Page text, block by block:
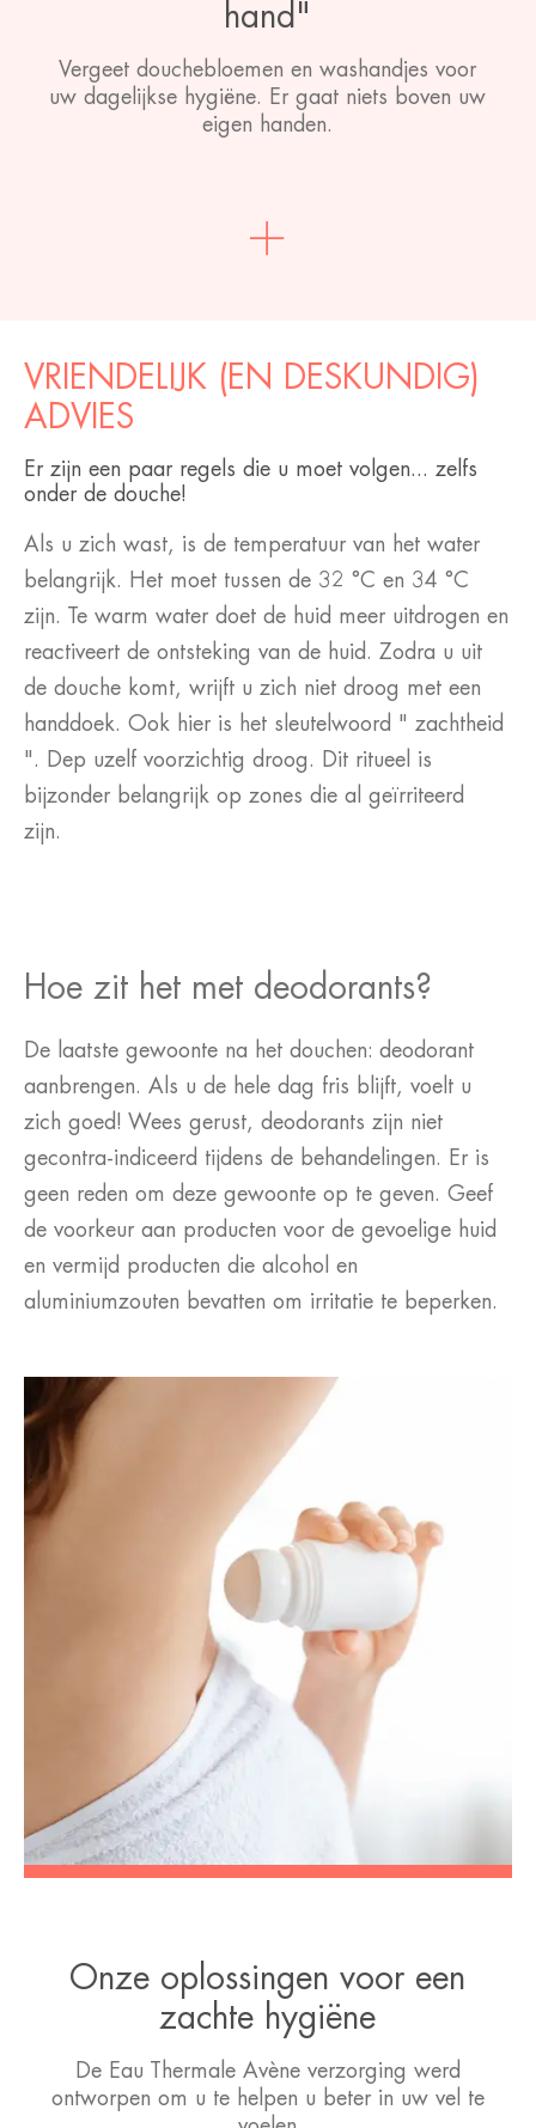
hand"
Vergeet douchebloemen en washandjes voor
uw dagelijkse hygiëne. Er gaat niets boven uw
eigen handen.
VRIENDELIJK (EN DESKUNDIG)
ADVIES
Er zijn een paar regels die u moet volgen... zelfs
onder de douche!
Als u zich wast, is de temperatuur van het water
belangrijk. Het moet tussen de 32 °C en 34 °C
zijn. Te warm water doet de huid meer uitdrogen en
reactiveert de ontsteking van de huid. Zodra u uit
de douche komt, wrijft u zich niet droog met een
handdoek. Ook hier is het sleutelwoord " zachtheid
". Dep uzelf voorzichtig droog. Dit ritueel is
bijzonder belangrijk op zones die al geïrriteerd
zijn.
Hoe zit het met deodorants?
De laatste gewoonte na het douchen: deodorant
aanbrengen. Als u de hele dag fris blijft, voelt u
zich goed! Wees gerust, deodorants zijn niet
gecontra-indiceerd tijdens de behandelingen. Er is
geen reden om deze gewoonte op te geven. Geef
de voorkeur aan producten voor de gevoelige huid
en vermijd producten die alcohol en
aluminiumzouten bevatten om irritatie te beperken.
Onze oplossingen voor een
zachte hygiëne
De Eau Thermale Avène verzorging werd
ontworpen om u te helpen u beter in uw vel te